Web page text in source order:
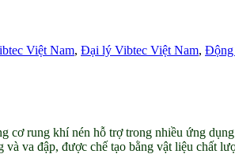
Việt Nam, Đại lý Vibtec Việt Nam, Động
cơ rung khí nén hỗ trợ trong nhiều ứng
va đập, được chế tạo bằng vật liệu chất